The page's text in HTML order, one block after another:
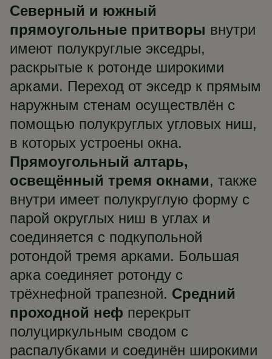
Северный и южный
прямоугольные притворы внутри
имеют полукруглые экседры,
раскрытые к ротонде широкими
арками. Переход от экседр к прямым
наружным стенам осуществлён с
помощью полукруглых угловых ниш,
в которых устроены окна.
Прямоугольный алтарь,
освещённый тремя окнами, также
внутри имеет полукруглую форму с
парой округлых ниш в углах и
соединяется с подкупольной
ротондой тремя арками. Большая
арка соединяет ротонду с
трёхнефной трапезной. Средний
проходной неф перекрыт
полуциркульным сводом с
распалубками и соединён широкими